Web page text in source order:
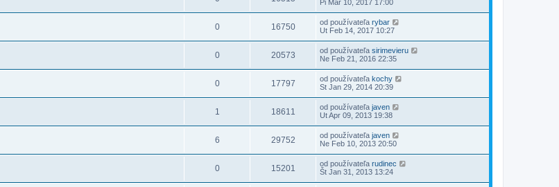
Pi Mar 10, 2017 17:00
0 16750 od používateľa rybar
Ut Feb 14, 2017 10:27
0 20573 od používateľa sirimevieru
Ne Feb 21, 2016 22:35
0 17797 od používateľa kochy
St Jan 29, 2014 20:39
1 18611 od používateľa javen
Ut Apr 09, 2013 19:38
6 29752 od používateľa javen
Ne Feb 10, 2013 20:50
0 15201 od používateľa rudinec
Št Jan 31, 2013 13:24